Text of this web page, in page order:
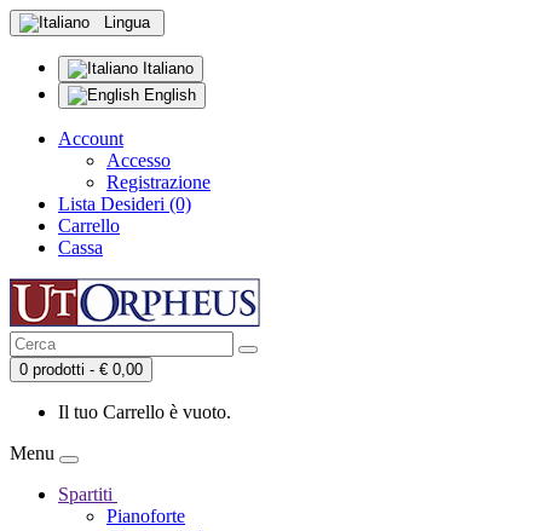
Lingua
Italiano
English
Account
Accesso
Registrazione
Lista Desideri (0)
Carrello
Cassa
0 prodotti - € 0,00
Il tuo Carrello è vuoto.
Menu
Spartiti
Pianoforte